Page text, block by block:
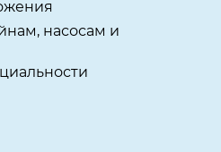
насосам и